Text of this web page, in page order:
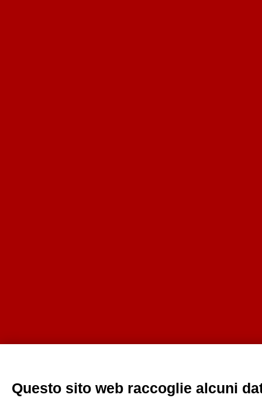
Questo sito web raccoglie alcuni